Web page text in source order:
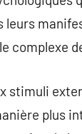
leurs
complexe
stimuli
plus